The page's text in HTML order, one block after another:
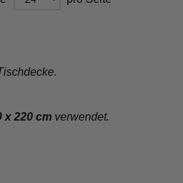
x 220 cmverwendet.